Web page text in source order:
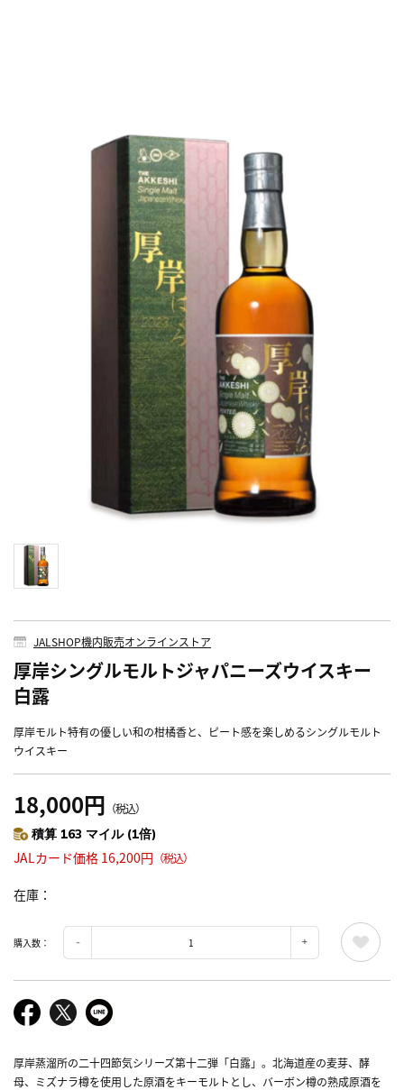
JALSHOP機内販売オンラインストア
厚岸シングルモルトジャパニーズウイスキー
白露
厚岸モルト特有の優しい和の柑橘香と、ピート感を楽しめるシングルモルト
ウイスキー
18,000円 （税込）
積算 163 マイル (1倍)
JALカード価格 16,200円 （税込）
在庫
購入数：
厚岸蒸溜所の二十四節気シリーズ第十二弾「白露」。北海道産の麦芽、酵
母、ミズナラ樽を使用した原酒をキーモルトとし、バーボン樽の熟成原酒を